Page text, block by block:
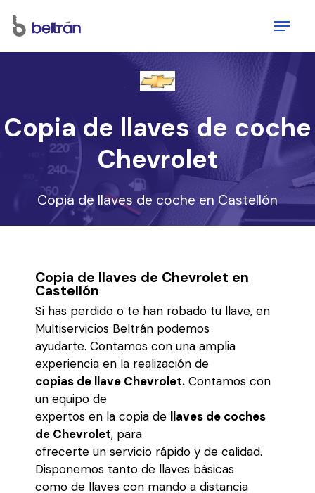
Menu
Copia de llaves de coche
Chevrolet
Copia de llaves de coche en Castellón
Copia de llaves de Chevrolet en
Castellón
Si has perdido o te han robado tu llave, en
Multiservicios Beltrán podemos
ayudarte. Contamos con una amplia
experiencia en la realización de
copias de llave Chevrolet.Contamos con
un equipo de
expertos en la copia de llaves de coches
de Chevrolet, para
ofrecerte un servicio rápido y de calidad.
Disponemos tanto de llaves básicas
como de llaves con mando a distancia